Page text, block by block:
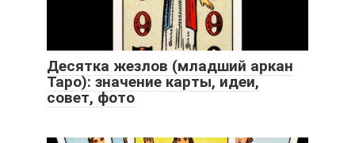
Десятка жезлов (младший аркан
Таро): значение карты, идеи,
совет, фото